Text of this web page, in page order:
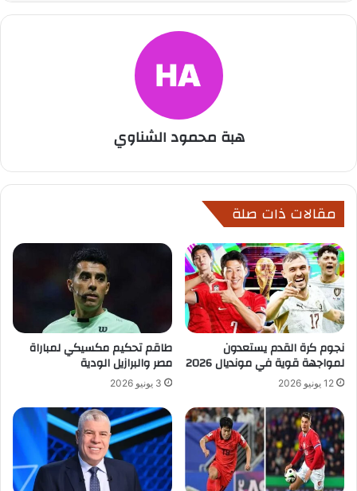
هبة محمود الشناوي
مقالات ذات صلة
نجوم كرة القدم يستعدون
لمواجهة قوية في مونديال 2026
12 يونيو 2026
طاقم تحكيم مكسيكي لمباراة
مصر والبرازيل الودية
3 يونيو 2026